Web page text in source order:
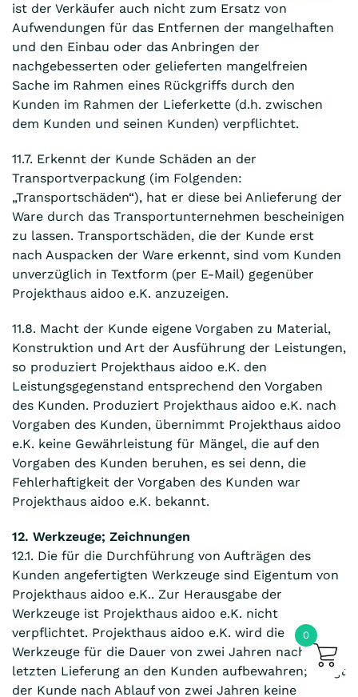
ist der Verkäufer auch nicht zum Ersatz von
Aufwendungen für das Entfernen der mangelhaften
und den Einbau oder das Anbringen der
nachgebesserten oder gelieferten mangelfreien
Sache im Rahmen eines Rückgriffs durch den
Kunden im Rahmen der Lieferkette (d.h. zwischen
dem Kunden und seinen Kunden) verpflichtet.
11.7. Erkennt der Kunde Schäden an der
Transportverpackung (im Folgenden:
„Transportschäden“), hat er diese bei Anlieferung der
Ware durch das Transportunternehmen bescheinigen
zu lassen. Transportschäden, die der Kunde erst
nach Auspacken der Ware erkennt, sind vom Kunden
unverzüglich in Textform (per E-Mail) gegenüber
Projekthaus aidoo e.K. anzuzeigen.
11.8. Macht der Kunde eigene Vorgaben zu Material,
Konstruktion und Art der Ausführung der Leistungen,
so produziert Projekthaus aidoo e.K. den
Leistungsgegenstand entsprechend den Vorgaben
des Kunden. Produziert Projekthaus aidoo e.K. nach
Vorgaben des Kunden, übernimmt Projekthaus aidoo
e.K. keine Gewährleistung für Mängel, die auf den
Vorgaben des Kunden beruhen, es sei denn, die
Fehlerhaftigkeit der Vorgaben des Kunden war
Projekthaus aidoo e.K. bekannt.
12. Werkzeuge; Zeichnungen
12.1. Die für die Durchführung von Aufträgen des
Kunden angefertigten Werkzeuge sind Eigentum von
Projekthaus aidoo e.K.. Zur Herausgabe der
Werkzeuge ist Projekthaus aidoo e.K. nicht
verpflichtet. Projekthaus aidoo e.K. wird die
Werkzeuge für die Dauer von zwei Jahren nach der
letzten Lieferung an den Kunden aufbewahren; tätigt
der Kunde nach Ablauf von zwei Jahren keine
0